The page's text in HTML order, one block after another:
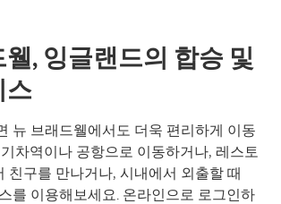
, 잉글랜드의 합승 및
스
뉴 브래드웰에서도 더욱 편리하게 이동
차역이나 공항으로 이동하거나, 레스토
친구를 만나거나, 시내에서 외출할 때
를 이용해보세요. 온라인으로 로그인하